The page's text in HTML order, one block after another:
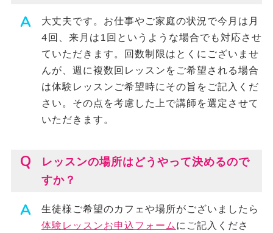
大丈夫です。お仕事やご家庭の状況で今月は月
4回、来月は1回というような場合でも対応させ
ていただきます。回数制限はとくにございませ
んが、週に複数回レッスンをご希望される場合
は体験レッスンご希望時にその旨をご記入くだ
さい。その点を考慮した上で講師を選定させて
いただきます。
レッスンの場所はどうやって決めるので
すか？
生徒様ご希望のカフェや場所がございましたら
体験レッスンお申込フォームにご記入くださ